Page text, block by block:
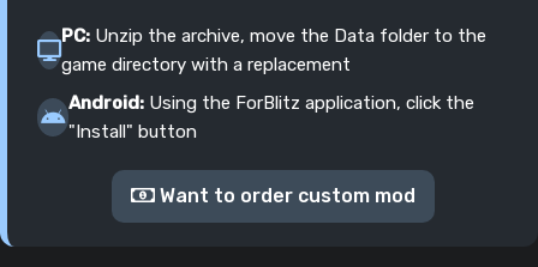
PC: Unzip the archive, move the Data folder to the
game directory with a replacement
Android: Using the ForBlitz application, click the
"Install" button
Want to order custom mod